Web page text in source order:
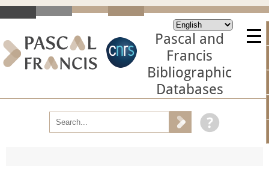
Pascal and
Francis
Bibliographic
Databases